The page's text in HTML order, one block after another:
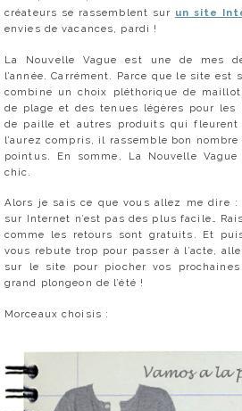
créateurs se rassemblent sur un site
envies de vacances, pardi !
La Nouvelle Vague est une de mes
l’année. Carrément. Parce que le site est
combine un choix pléthorique de
de plage et des tenues légères pour les
de paille et autres produits qui fleurent
l’aurez compris, il rassemble bon
pointus. En somme, La Nouvelle
chic.
Alors je sais ce que vous allez me dire
sur Internet n’est pas des plus facile…
comme les retours sont gratuits. Et
vous rebute trop pour passer à l’acte,
sur le site pour piocher vos
grand plongeon de l’été !
Morceaux choisis :